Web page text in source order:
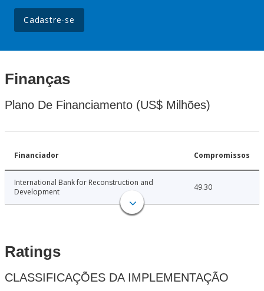
Cadastre-se
Finanças
Plano De Financiamento (US$ Milhões)
Financiador Compromissos
International Bank for Reconstruction and
Development
49.30
Ratings
CLASSIFICAÇÕES DA IMPLEMENTAÇÃO